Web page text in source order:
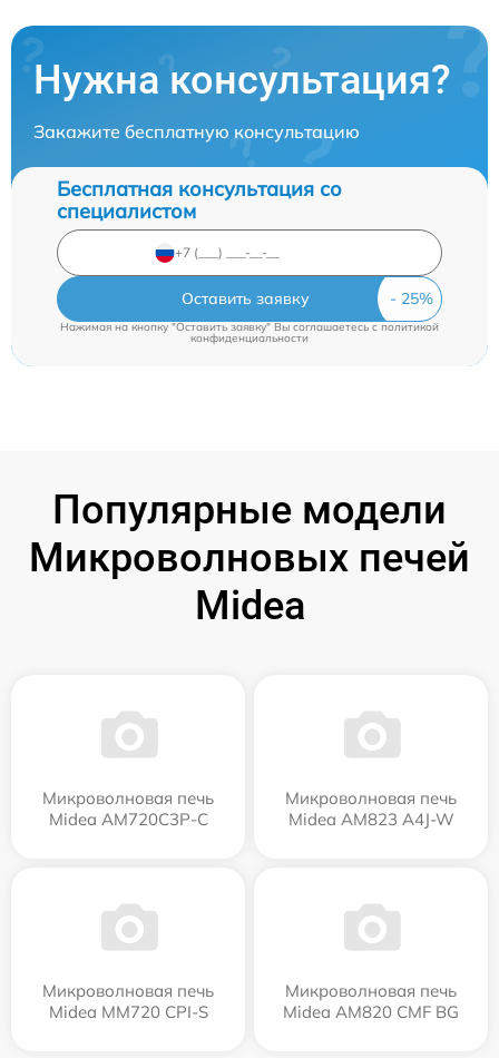
Нужна консультация?
Закажите бесплатную консультацию
Бесплатная консультация со
специалистом
Оставить заявку
Нажимая на кнопку "Оставить заявку" Вы соглашаетесь cполитикой
конфиденциальности
Популярные модели
Микроволновых печей
Midea
Микроволновая печь
Midea AM720C3P-C
Микроволновая печь
Midea AM823 A4J-W
Микроволновая печь
Midea MM720 CPI-S
Микроволновая печь
Midea AM820 CMF BG